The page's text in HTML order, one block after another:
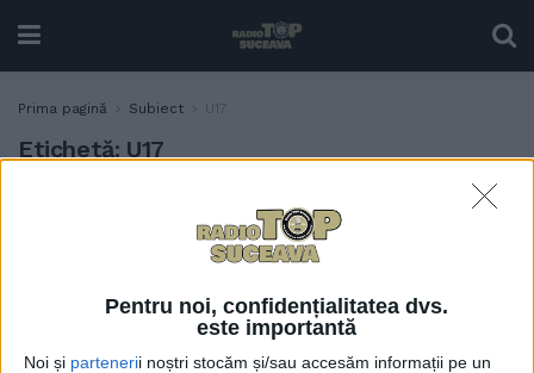
Pentru noi, confidențialitatea dvs.
este importantă
Noi și partenerii noștri stocăm și/sau accesăm informații pe un
Prima pagină Subiect U17
Etichetă: U17
Ovidiu Murariu, mulțumit
și ca tată, și ca antrenor,
pentru peformanțele
U19 de la LPS Suceava
11 IUNIE, 2026